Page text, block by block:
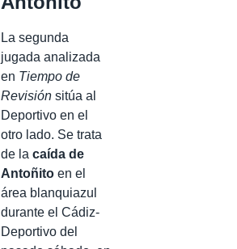
La segunda
jugada analizada
en Tiempo de
Revisión sitúa al
Deportivo en el
otro lado. Se trata
de la caída de
Antoñito en el
área blanquiazul
durante el Cádiz-
Deportivo del